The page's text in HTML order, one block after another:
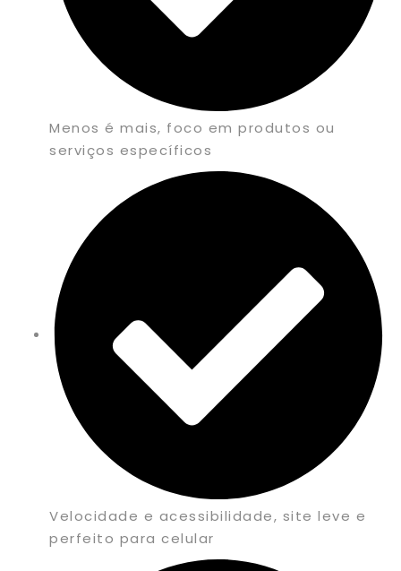
Menos é mais, foco em produtos ou
serviços específicos
Velocidade e acessibilidade, site leve e
perfeito para celular